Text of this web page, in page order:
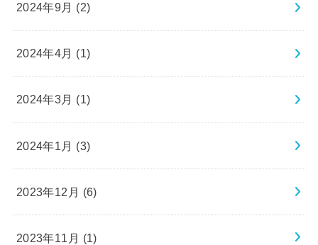
2024年9月 (2)
2024年4月 (1)
2024年3月 (1)
2024年1月 (3)
2023年12月 (6)
2023年11月 (1)